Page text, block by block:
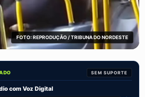
FOTO: REPRODUÇÃO / TRIBUNA DO NORDESTE
SEM SUPORTE
com Voz Digital